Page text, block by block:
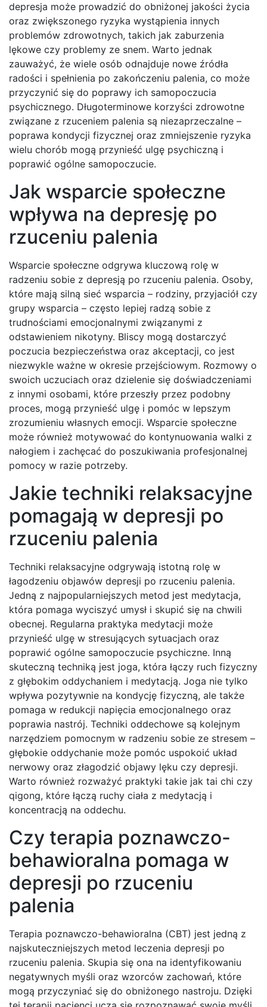
depresja może prowadzić do obniżonej jakości życia
oraz zwiększonego ryzyka wystąpienia innych
problemów zdrowotnych, takich jak zaburzenia
lękowe czy problemy ze snem. Warto jednak
zauważyć, że wiele osób odnajduje nowe źródła
radości i spełnienia po zakończeniu palenia, co może
przyczynić się do poprawy ich samopoczucia
psychicznego. Długoterminowe korzyści zdrowotne
związane z rzuceniem palenia są niezaprzeczalne –
poprawa kondycji fizycznej oraz zmniejszenie ryzyka
wielu chorób mogą przynieść ulgę psychiczną i
poprawić ogólne samopoczucie.
Jak wsparcie społeczne
wpływa na depresję po
rzuceniu palenia
Wsparcie społeczne odgrywa kluczową rolę w
radzeniu sobie z depresją po rzuceniu palenia. Osoby,
które mają silną sieć wsparcia – rodziny, przyjaciół czy
grupy wsparcia – często lepiej radzą sobie z
trudnościami emocjonalnymi związanymi z
odstawieniem nikotyny. Bliscy mogą dostarczyć
poczucia bezpieczeństwa oraz akceptacji, co jest
niezwykle ważne w okresie przejściowym. Rozmowy o
swoich uczuciach oraz dzielenie się doświadczeniami
z innymi osobami, które przeszły przez podobny
proces, mogą przynieść ulgę i pomóc w lepszym
zrozumieniu własnych emocji. Wsparcie społeczne
może również motywować do kontynuowania walki z
nałogiem i zachęcać do poszukiwania profesjonalnej
pomocy w razie potrzeby.
Jakie techniki relaksacyjne
pomagają w depresji po
rzuceniu palenia
Techniki relaksacyjne odgrywają istotną rolę w
łagodzeniu objawów depresji po rzuceniu palenia.
Jedną z najpopularniejszych metod jest medytacja,
która pomaga wyciszyć umysł i skupić się na chwili
obecnej. Regularna praktyka medytacji może
przynieść ulgę w stresujących sytuacjach oraz
poprawić ogólne samopoczucie psychiczne. Inną
skuteczną techniką jest joga, która łączy ruch fizyczny
z głębokim oddychaniem i medytacją. Joga nie tylko
wpływa pozytywnie na kondycję fizyczną, ale także
pomaga w redukcji napięcia emocjonalnego oraz
poprawia nastrój. Techniki oddechowe są kolejnym
narzędziem pomocnym w radzeniu sobie ze stresem –
głębokie oddychanie może pomóc uspokoić układ
nerwowy oraz złagodzić objawy lęku czy depresji.
Warto również rozważyć praktyki takie jak tai chi czy
qigong, które łączą ruchy ciała z medytacją i
koncentracją na oddechu.
Czy terapia poznawczo-
behawioralna pomaga w
depresji po rzuceniu
palenia
Terapia poznawczo-behawioralna (CBT) jest jedną z
najskuteczniejszych metod leczenia depresji po
rzuceniu palenia. Skupia się ona na identyfikowaniu
negatywnych myśli oraz wzorców zachowań, które
mogą przyczyniać się do obniżonego nastroju. Dzięki